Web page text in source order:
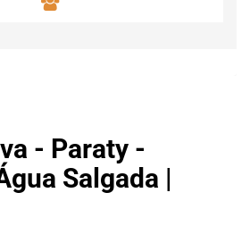
- Paraty -
Salgada |